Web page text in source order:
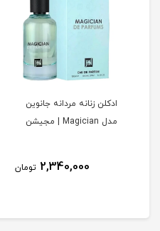
ادکلن زنانه مردانه جانوین
مدل Magician | مجیشن
2,340,000 تومان